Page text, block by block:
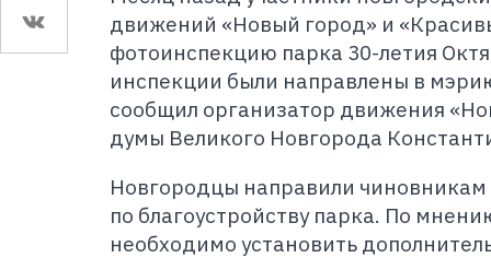
движений «Новый город» и
фотоинспекцию парка 30-летия
инспекции были направлены в
сообщил организатор движения
думы Великого Новгорода
Новгородцы направили
по благоустройству парка. По
необходимо установить